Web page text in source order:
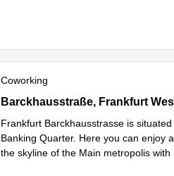
Coworking
Barckhausstraße 1, Frankfurt West
Barckhausstraße, Frankfurt
Frankfurt Barckhausstrasse is
Banking Quarter. Here you can enjoy
the skyline of the Main metropolis